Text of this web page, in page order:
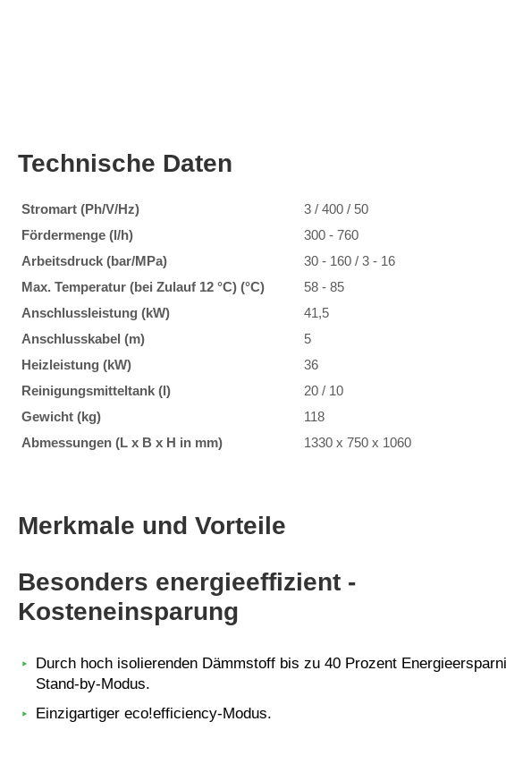
Technische Daten
Stromart (Ph/V/Hz)
3 / 400 / 50
Fördermenge (l/h)
300 - 760
Arbeitsdruck (bar/MPa)
30 - 160 / 3 - 16
Max. Temperatur (bei Zulauf 12 °C) (°C)
58 - 85
Anschlussleistung (kW)
41,5
Anschlusskabel (m)
5
Heizleistung (kW)
36
Reinigungsmitteltank (l)
20 / 10
Gewicht (kg)
118
Abmessungen (L x B x H in mm) 1330 x 750 x 1060
Merkmale und Vorteile
Besonders energieeffizient -
Kosteneinsparung
Durch hoch isolierenden Dämmstoff bis zu 40 Prozent
Stand-by-Modus.
Einzigartiger eco!efficiency-Modus.